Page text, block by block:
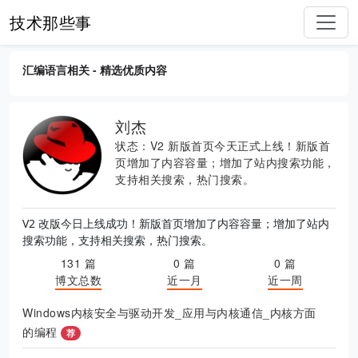
技术那些事
汇编语言相关 - 精选优质内容
刘杰
状态：V2 新版首页今天正式上线！新版首
页增加了内容容量；增加了站内搜索功能，
支持相关搜索，热门搜索。
V2 改版今日上线成功！新版首页增加了内容容量；增加了站内
搜索功能，支持相关搜索，热门搜索。
131 篇
博文总数
0 篇
近一月
0 篇
近一周
Windows内核安全与驱动开发_应用与内核通信_内核方面
的编程
荐